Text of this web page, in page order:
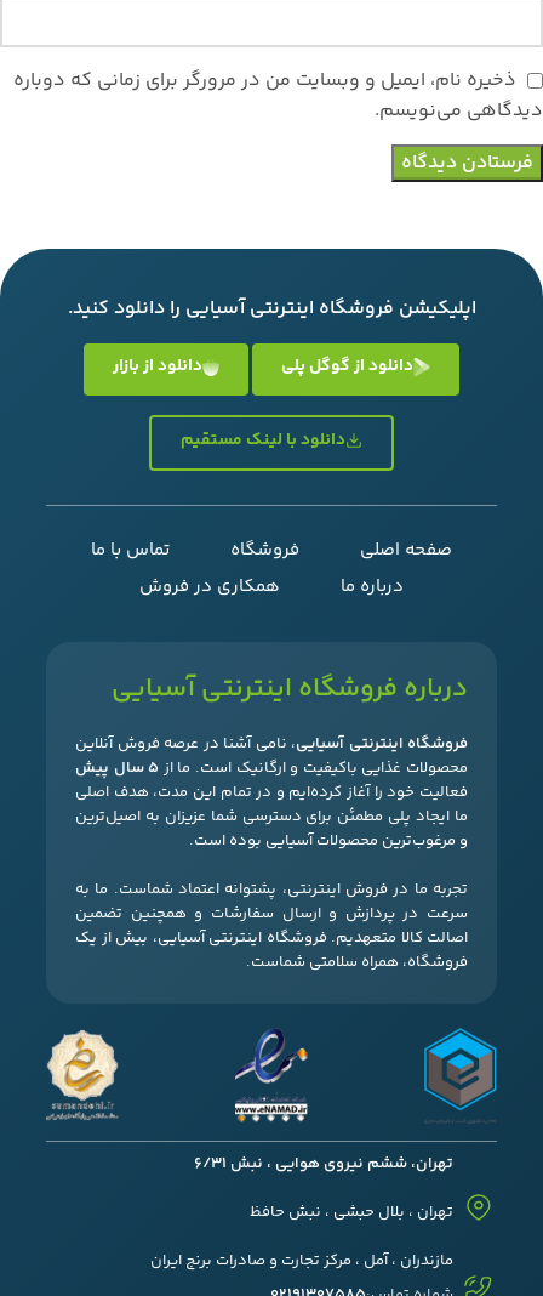
ذخیره نام، ایمیل و وبسایت من در مرورگر برای زمانی که دوباره
دیدگاهی می‌نویسم.
اپلیکیشن فروشگاه اینترنتی آسیایی را دانلود کنید.
دانلود از گوگل پلی دانلود از بازار
دانلود با لینک مستقیم
صفحه اصلی فروشگاه
تماس با ما
درباره ما
همکاری در فروش
درباره فروشگاه اینترنتی آسیایی
فروشگاه اینترنتی آسیایی، نامی آشنا در عرصه فروش آنلاین
محصولات غذایی باکیفیت و ارگانیک است. ما از ۵ سال پیش
فعالیت خود را آغاز کرده‌ایم و در تمام این مدت، هدف اصلی
ما ایجاد پلی مطمئن برای دسترسی شما عزیزان به اصیل‌ترین
و مرغوب‌ترین محصولات آسیایی بوده است.
تجربه ما در فروش اینترنتی، پشتوانه اعتماد شماست. ما به
سرعت در پردازش و ارسال سفارشات و همچنین تضمین
اصالت کالا متعهدیم. فروشگاه اینترنتی آسیایی، بیش از یک
فروشگاه، همراه سلامتی شماست.
تهران، ششم نیروی هوایی ، نبش 6/31
تهران ، بلال حبشی ، نبش حافظ
مازندران ، آمل ، مرکز تجارت و صادرات برنج ایران